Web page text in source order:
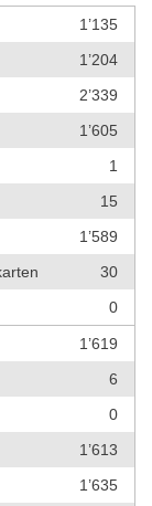
1’135
1’204
2’339
1’605
1
15
1’589
30
0
1’619
6
0
1’613
1’635